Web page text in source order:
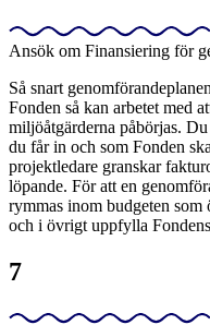
Ansök om Finansiering för
Så snart
Fonden så kan arbetet med
miljöåtgärderna påbörjas.
du får in och som Fonden
projektledare granskar
löpande. För att en
rymmas inom budgeten som
och i övrigt uppfylla Fondens
7